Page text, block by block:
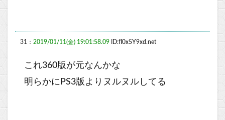
31： 2019/01/11(金) 19:01:58.09 ID:fI0x5Y9xd.net
これ360版が元なんかな
明らかにPS3版よりヌルヌルしてる